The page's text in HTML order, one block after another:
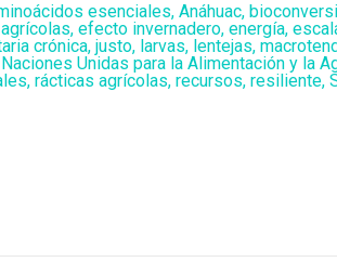
esenciales, Anáhuac,
, efecto invernadero, energía,
crónica, justo, larvas, lentejas,
Unidas para la Alimentación y la
, rácticas agrícolas, recursos, resiliente,